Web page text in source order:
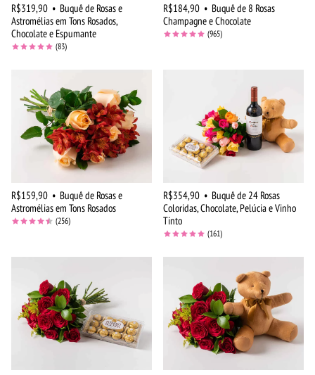
R$319,90 • Buquê de Rosas e
Astromélias em Tons Rosados,
Chocolate e Espumante
(83)
R$184,90 • Buquê de 8 Rosas
Champagne e Chocolate
(965)
R$159,90 • Buquê de Rosas e
Astromélias em Tons Rosados
(256)
R$354,90 • Buquê de 24 Rosas
Coloridas, Chocolate, Pelúcia e Vinho
Tinto
(161)